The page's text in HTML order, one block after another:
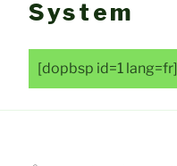
System
[dopbsp id=1 lang=fr]